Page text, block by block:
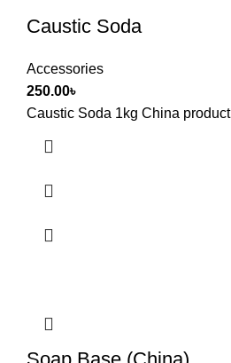
Caustic Soda
Accessories
250.00৳
Caustic Soda 1kg China product